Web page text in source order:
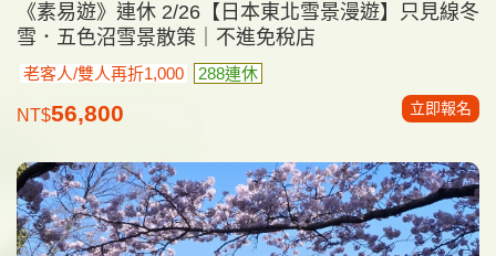
《素易遊》連休 2/26【日本東北雪景漫遊】只見線冬
雪．五色沼雪景散策｜不進免稅店
老客人/雙人再折1,000 288連休
NT$56,800 立即報名